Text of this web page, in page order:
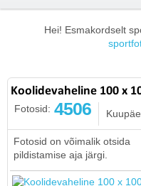
Hei! Esmakordselt
Koolidevaheline 100 x
Fotosid: 4506
Fotosid on võimalik otsida
pildistamise aja järgi.